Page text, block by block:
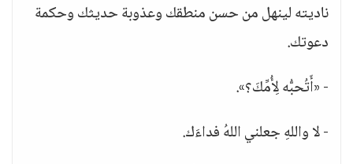
ناديته لينهل من حسن منطقك وعذوبة حديثك وحكمة
دعوتك.
- «أَتُحبُّه لِأُمِّكَ؟».
- لا واللهِ جعلني اللهُ فداءَك.